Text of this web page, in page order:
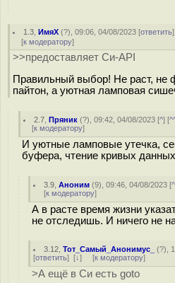
1.3 ,ИмяХ (?), 09:06, 04/08/2023 [ответить
[к модератору]
>>предоставляет Си-API
Правильный выбор! Не раст, не
пайтон, а уютная ламповая
2.7 ,Пряник (?), 09:42, 04/08/2023 [^] [
[к модератору]
И уютные ламповые утечка,
буфера, чтение кривых
3.9 ,Аноним (9), 09:46, 04/08/2023 [^
[к модератору]
А в расте время жизни
не отследишь. И ничего не
3.12 ,Тот_Самый_Анонимус_ (?),
[ответить] [↓] [к модератору]
>А ещё в Си есть goto